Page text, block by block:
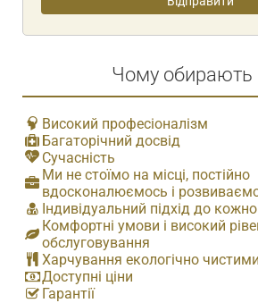
Чому обирають
Високий професіоналізм
Багаторічний досвід
Сучасність
Ми не стоїмо на місці, постійно
вдосконалюємось і
Індивідуальний підхід до
Комфортні умови і високий
обслуговування
Харчування екологічно
Доступні ціни
Гарантії